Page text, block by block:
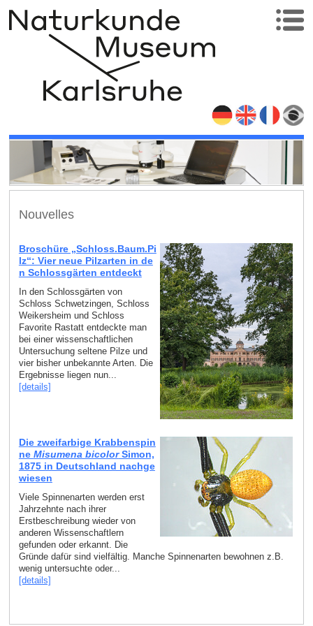
Nouvelles
Broschüre „Schloss.Baum.Pi
lz“: Vier neue Pilzarten in de
n Schlossgärten entdeckt
In den Schlossgärten von
Schloss Schwetzingen, Schloss
Weikersheim und Schloss
Favorite Rastatt entdeckte man
bei einer wissenschaftlichen
Untersuchung seltene Pilze und
vier bisher unbekannte Arten. Die
Ergebnisse liegen nun...
[details]
Die zweifarbige Krabbenspin
ne Misumena bicolorSimon,
1875 in Deutschland nachge
wiesen
Viele Spinnenarten werden erst
Jahrzehnte nach ihrer
Erstbeschreibung wieder von
anderen Wissenschaftlern
gefunden oder erkannt. Die
Gründe dafür sind vielfältig. Manche Spinnenarten bewohnen z.B.
wenig untersuchte oder...
[details]